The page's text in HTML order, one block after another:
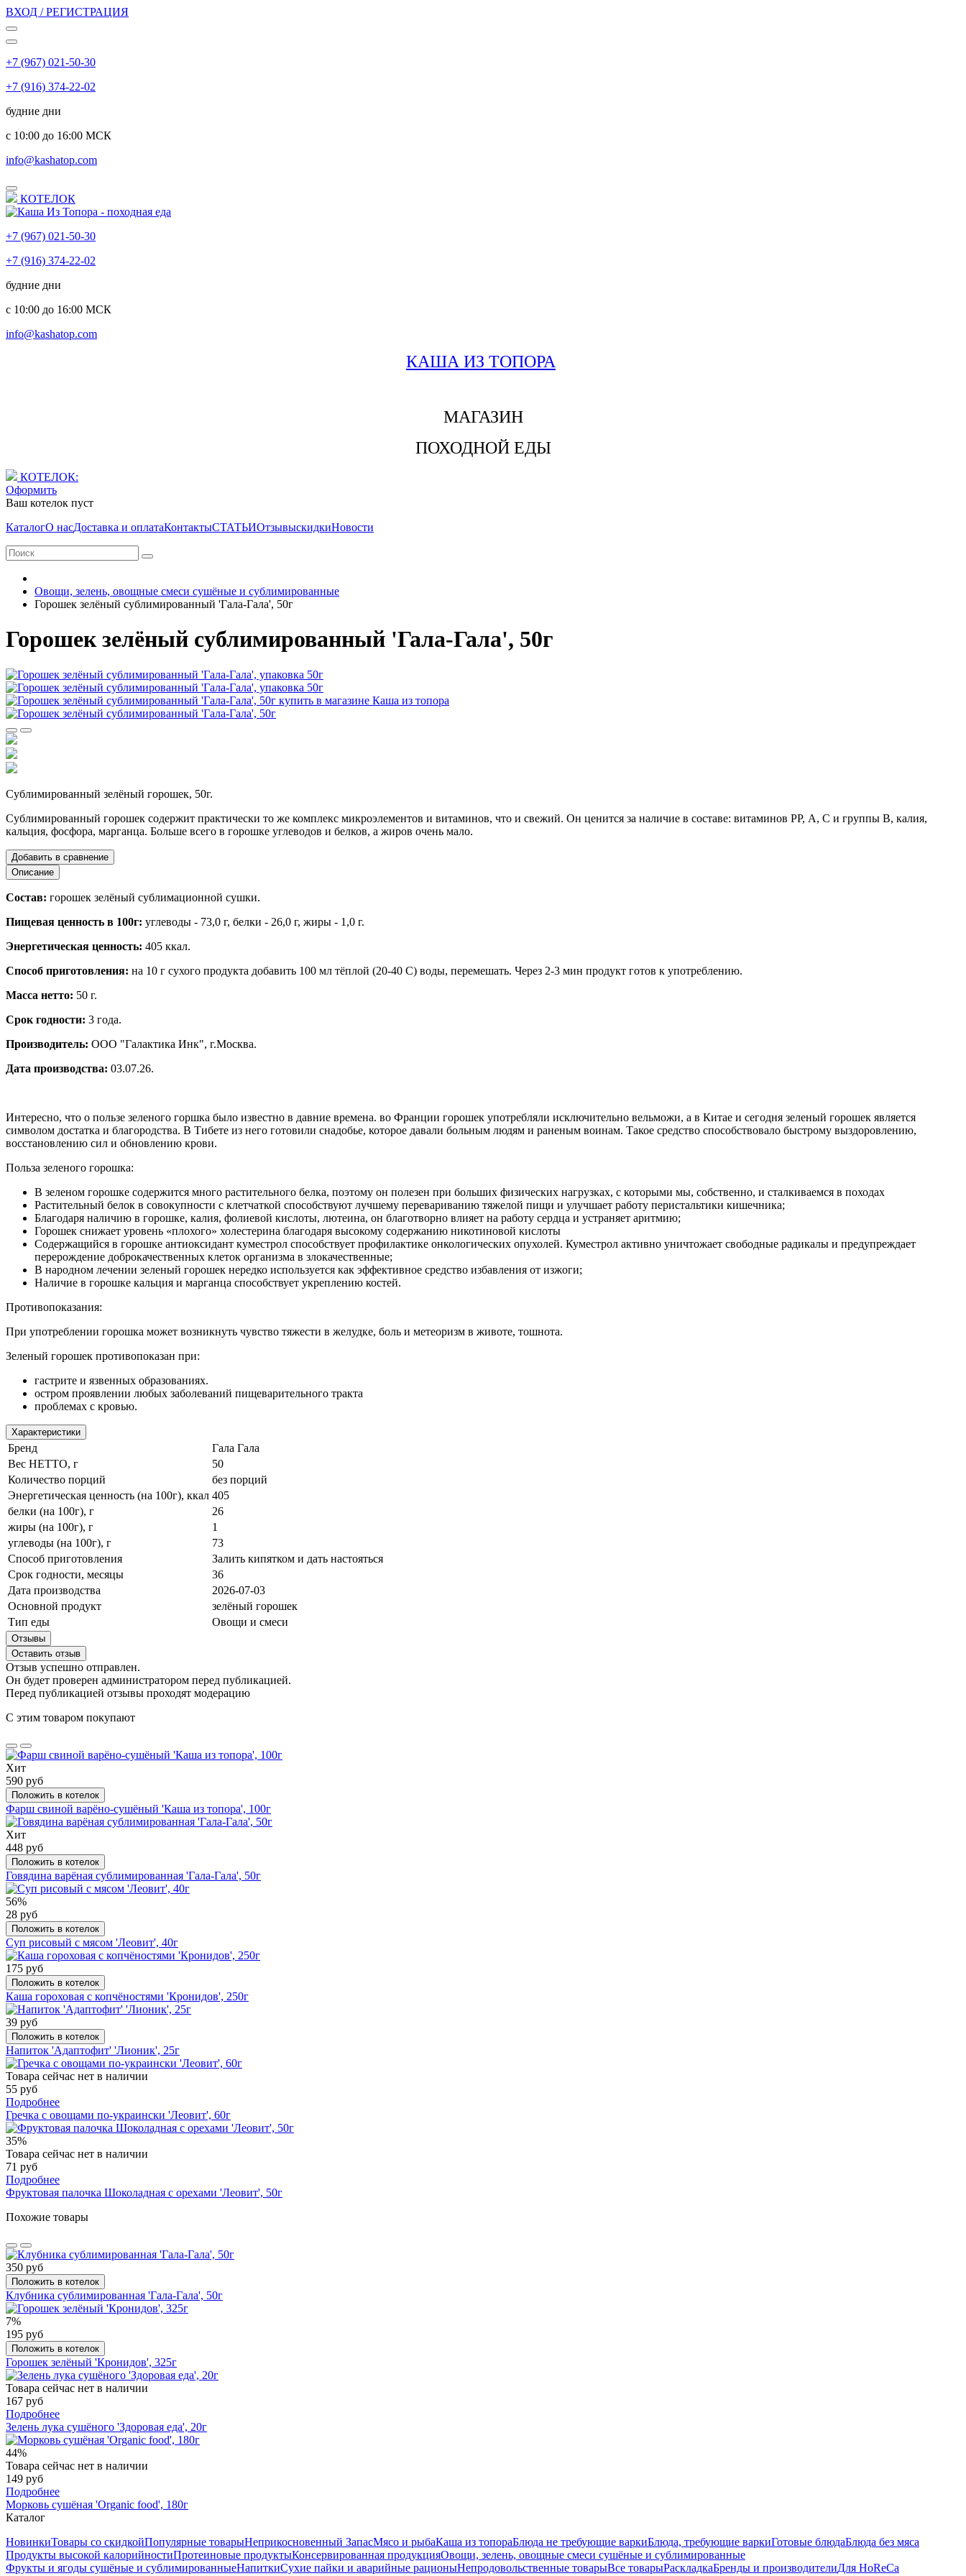
ВХОД / РЕГИСТРАЦИЯ
+7 (967) 021-50-30
+7 (916) 374-22-02
будние дни
с 10:00 до 16:00 МСК
info@kashatop.com
КОТЕЛОК
+7 (967) 021-50-30
+7 (916) 374-22-02
будние дни
с 10:00 до 16:00 МСК
info@kashatop.com
КАША ИЗ ТОПОРА
МАГАЗИН
ПОХОДНОЙ ЕДЫ
КОТЕЛОК:
Оформить
Ваш котелок пуст
КаталогО насДоставка и оплатаКонтактыСТАТЬИОтзывыскидкиНовости
Овощи, зелень, овощные смеси сушёные и сублимированные
Горошек зелёный сублимированный 'Гала-Гала', 50г
Горошек зелёный сублимированный 'Гала-Гала', 50г
Сублимированный зелёный горошек, 50г.
Сублимированный горошек содержит практически то же комплекс микроэлементов и витаминов, что и свежий. Он ценится за наличие в составе: витаминов РР, А, С и группы В, калия,
кальция, фосфора, марганца. Больше всего в горошке углеводов и белков, а жиров очень мало.
Добавить в сравнение
Описание
Состав: горошек зелёный сублимационной сушки.
Пищевая ценность в 100г: углеводы - 73,0 г, белки - 26,0 г, жиры - 1,0 г.
Энергетическая ценность: 405 ккал.
Способ приготовления: на 10 г сухого продукта добавить 100 мл тёплой (20-40 С) воды, перемешать. Через 2-3 мин продукт готов к употреблению.
Масса нетто: 50 г.
Срок годности: 3 года.
Производитель: ООО "Галактика Инк", г.Москва.
Дата производства: 03.07.26.
Интересно, что о пользе зеленого горшка было известно в давние времена. во Франции горошек употребляли исключительно вельможи, а в Китае и сегодня зеленый горошек является
символом достатка и благородства. В Тибете из него готовили снадобье, которое давали больным людям и раненым воинам. Такое средство способствовало быстрому выздоровлению,
восстановлению сил и обновлению крови.
Польза зеленого горошка:
В зеленом горошке содержится много растительного белка, поэтому он полезен при больших физических нагрузках, с которыми мы, собственно, и сталкиваемся в походах
Растительный белок в совокупности с клетчаткой способствуют лучшему перевариванию тяжелой пищи и улучшает работу перистальтики кишечника;
Благодаря наличию в горошке, калия, фолиевой кислоты, лютеина, он благотворно влияет на работу сердца и устраняет аритмию;
Горошек снижает уровень «плохого» холестерина благодаря высокому содержанию никотиновой кислоты
Содержащийся в горошке антиоксидант куместрол способствует профилактике онкологических опухолей. Куместрол активно уничтожает свободные радикалы и предупреждает
перерождение доброкачественных клеток организма в злокачественные;
В народном лечении зеленый горошек нередко используется как эффективное средство избавления от изжоги;
Наличие в горошке кальция и марганца способствует укреплению костей.
Противопоказания:
При употреблении горошка может возникнуть чувство тяжести в желудке, боль и метеоризм в животе, тошнота.
Зеленый горошек противопоказан при:
гастрите и язвенных образованиях.
остром проявлении любых заболеваний пищеварительного тракта
проблемах с кровью.
Характеристики
Бренд
Гала Гала
Вес НЕТТО, г
50
Количество порций
без порций
Энергетическая ценность (на 100г), ккал 405
белки (на 100г), г
26
жиры (на 100г), г
1
углеводы (на 100г), г
73
Способ приготовления
Залить кипятком и дать настояться
Срок годности, месяцы
36
Дата производства
2026-07-03
Основной продукт
зелёный горошек
Тип еды
Овощи и смеси
Отзывы
Оставить отзыв
Отзыв успешно отправлен.
Он будет проверен администратором перед публикацией.
Перед публикацией отзывы проходят модерацию
С этим товаром покупают
Хит
590 руб
Положить в котелок
Фарш свиной варёно-сушёный 'Каша из топора', 100г
Хит
448 руб
Положить в котелок
Говядина варёная сублимированная 'Гала-Гала', 50г
56%
28 руб
Положить в котелок
Суп рисовый с мясом 'Леовит', 40г
175 руб
Положить в котелок
Каша гороховая с копчёностями 'Кронидов', 250г
39 руб
Положить в котелок
Напиток 'Адаптофит' 'Лионик', 25г
Товара сейчас нет в наличии
55 руб
Подробнее
Гречка с овощами по-украински 'Леовит', 60г
35%
Товара сейчас нет в наличии
71 руб
Подробнее
Фруктовая палочка Шоколадная с орехами 'Леовит', 50г
Похожие товары
350 руб
Положить в котелок
Клубника сублимированная 'Гала-Гала', 50г
7%
195 руб
Положить в котелок
Горошек зелёный 'Кронидов', 325г
Товара сейчас нет в наличии
167 руб
Подробнее
Зелень лука сушёного 'Здоровая еда', 20г
44%
Товара сейчас нет в наличии
149 руб
Подробнее
Морковь сушёная 'Organic food', 180г
Каталог
НовинкиТовары со скидкойПопулярные товарыНеприкосновенный ЗапасМясо и рыбаКаша из топораБлюда не требующие варкиБлюда, требующие варкиГотовые блюдаБлюда без мяса
Продукты высокой калорийностиПротеиновые продуктыКонсервированная продукцияОвощи, зелень, овощные смеси сушёные и сублимированные
Фрукты и ягоды сушёные и сублимированныеНапиткиСухие пайки и аварийные рационыНепродовольственные товарыВсе товарыРаскладкаБренды и производителиДля HoReCa